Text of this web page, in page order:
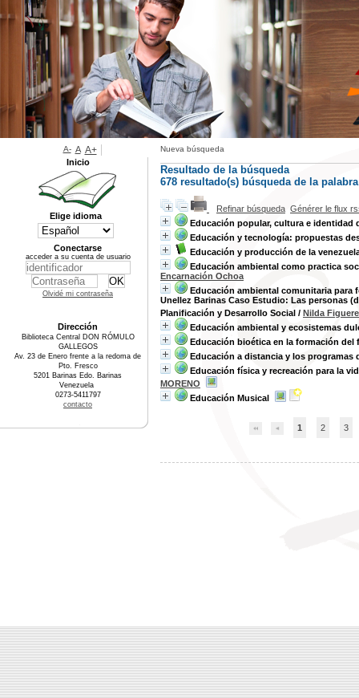
Nueva búsqueda
Resultado de la búsqueda
678 resultado(s) búsqueda de la
Refinar búsqueda Générer le flux
Educación popular, cultura e identidad
Educación y tecnología: propuestas
Educación y producción de la
Educación ambiental como practica
Encarnación Ochoa
Educación ambiental comunitaria para
Unellez Barinas Caso Estudio: Las personas
Planificación y Desarrollo Social / Nilda
Educación ambiental y ecosistemas
Educación bioética en la formación
Educación a distancia y los
Educación física y recreación para la
MORENO
Educación Musical
1 2 3
A- A A+
Inicio
Elige idioma
Conectarse
acceder a su cuenta de usuario
Olvidé mi contraseña
Dirección
Biblioteca Central DON RÓMULO
GALLEGOS
Av. 23 de Enero frente a la redoma de
Pto. Fresco
5201 Barinas Edo. Barinas
Venezuela
0273-5411797
contacto